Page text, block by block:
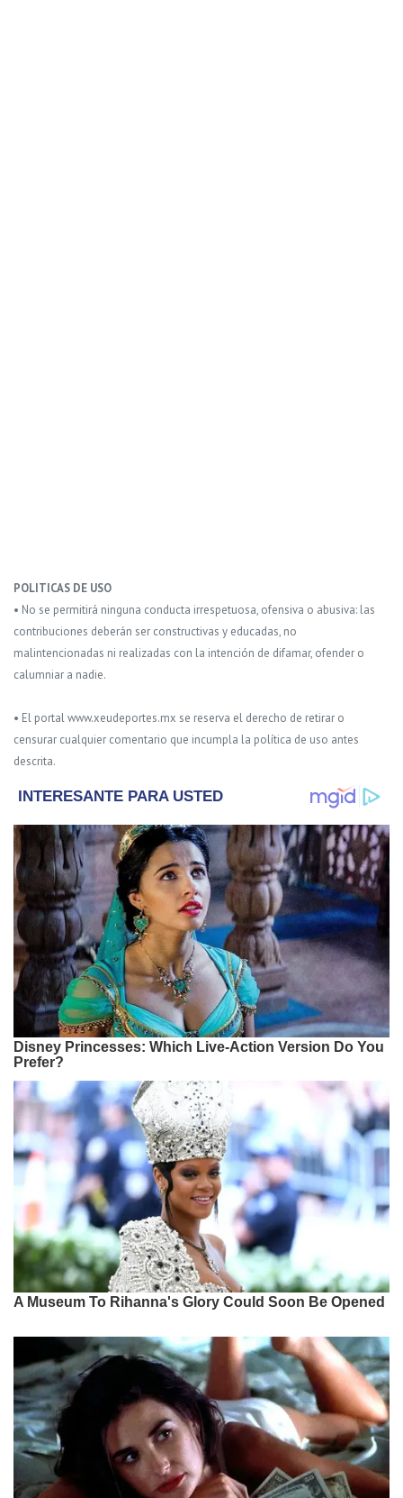
POLITICAS DE USO
• No se permitirá ninguna conducta irrespetuosa, ofensiva o abusiva: las
contribuciones deberán ser constructivas y educadas, no
malintencionadas ni realizadas con la intención de difamar, ofender o
calumniar a nadie.
• El portal www.xeudeportes.mx se reserva el derecho de retirar o
censurar cualquier comentario que incumpla la política de uso antes
descrita.